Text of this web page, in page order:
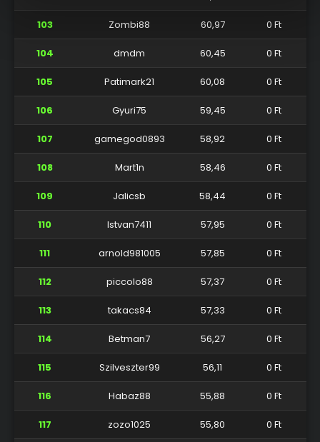
103 Zombi88 60,97 0 Ft
104 dmdm 60,45 0 Ft
105 Patimark21 60,08 0 Ft
106 Gyuri75 59,45 0 Ft
107 gamegod0893 58,92 0 Ft
108 Mart1n 58,46 0 Ft
109 Jalicsb 58,44 0 Ft
110 Istvan7411 57,95 0 Ft
111 arnold981005 57,85 0 Ft
112 piccolo88 57,37 0 Ft
113 takacs84 57,33 0 Ft
114 Betman7 56,27 0 Ft
115 Szilveszter99 56,11 0 Ft
116 Habaz88 55,88 0 Ft
117 zozo1025 55,80 0 Ft